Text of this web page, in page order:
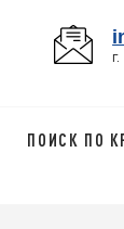
ПОИСК ПО